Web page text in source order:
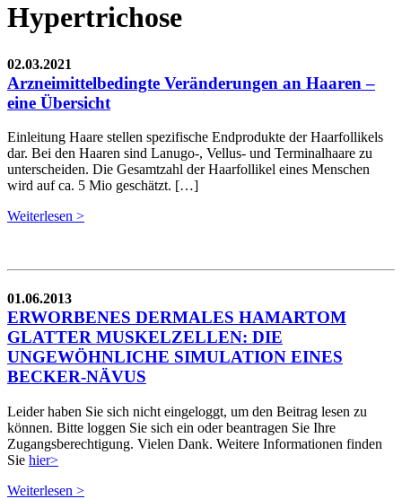
Hypertrichose
02.03.2021
Arzneimittelbedingte Veränderungen an Haaren –
eine Übersicht
Einleitung Haare stellen spezifische Endprodukte der Haarfollikels
dar. Bei den Haaren sind Lanugo-, Vellus- und Terminalhaare zu
unterscheiden. Die Gesamtzahl der Haarfollikel eines Menschen
wird auf ca. 5 Mio geschätzt. […]
Weiterlesen >
01.06.2013
ERWORBENES DERMALES HAMARTOM
GLATTER MUSKELZELLEN: DIE
UNGEWÖHNLICHE SIMULATION EINES
BECKER-NÄVUS
Leider haben Sie sich nicht eingeloggt, um den Beitrag lesen zu
können. Bitte loggen Sie sich ein oder beantragen Sie Ihre
Zugangsberechtigung. Vielen Dank. Weitere Informationen finden
Sie hier>
Weiterlesen >